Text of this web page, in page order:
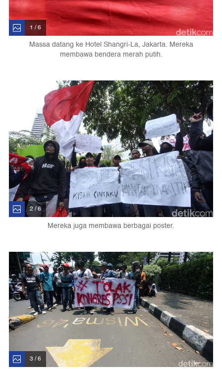
1 / 6
Massa datang ke Hotel Shangri-La, Jakarta. Mereka
membawa bendera merah putih.
2 / 6
Mereka juga membawa berbagai poster.
3 / 6